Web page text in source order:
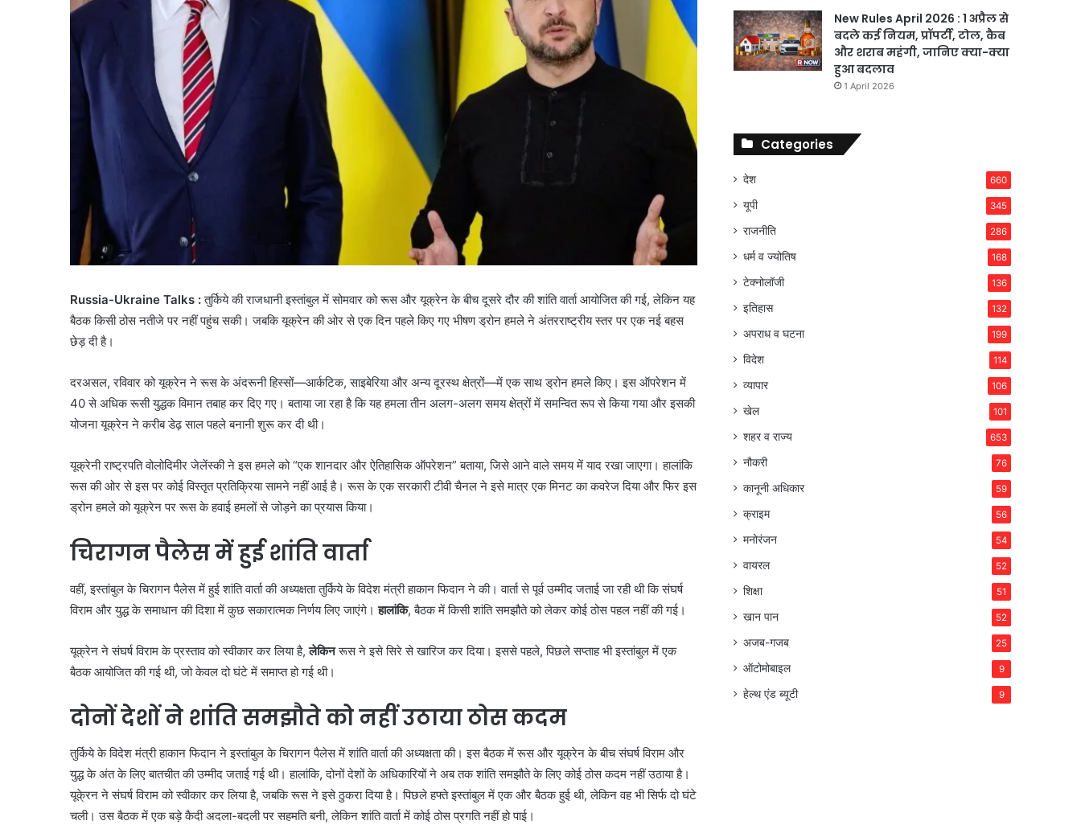
Russia-Ukraine Talks :तुर्किये की राजधानी इस्तांबुल में सोमवार को रूस और यूक्रेन के बीच दूसरे दौर की शांति वार्ता आयोजित की गई, लेकिन यह
बैठक किसी ठोस नतीजे पर नहीं पहुंच सकी। जबकि यूक्रेन की ओर से एक दिन पहले किए गए भीषण ड्रोन हमले ने अंतरराष्ट्रीय स्तर पर एक नई बहस
छेड़ दी है।
दरअसल, रविवार को यूक्रेन ने रूस के अंदरूनी हिस्सों—आर्कटिक, साइबेरिया और अन्य दूरस्थ क्षेत्रों—में एक साथ ड्रोन हमले किए। इस ऑपरेशन में
40 से अधिक रूसी युद्धक विमान तबाह कर दिए गए। बताया जा रहा है कि यह हमला तीन अलग-अलग समय क्षेत्रों में समन्वित रूप से किया गया और इसकी
योजना यूक्रेन ने करीब डेढ़ साल पहले बनानी शुरू कर दी थी।
यूक्रेनी राष्ट्रपति वोलोदिमीर जेलेंस्की ने इस हमले को “एक शानदार और ऐतिहासिक ऑपरेशन” बताया, जिसे आने वाले समय में याद रखा जाएगा। हालांकि
रूस की ओर से इस पर कोई विस्तृत प्रतिक्रिया सामने नहीं आई है। रूस के एक सरकारी टीवी चैनल ने इसे मात्र एक मिनट का कवरेज दिया और फिर इस
ड्रोन हमले को यूक्रेन पर रूस के हवाई हमलों से जोड़ने का प्रयास किया।
चिरागन पैलेस में हुई शांति वार्ता
वहीं, इस्तांबुल के चिरागन पैलेस में हुई शांति वार्ता की अध्यक्षता तुर्किये के विदेश मंत्री हाकान फिदान ने की। वार्ता से पूर्व उम्मीद जताई जा रही थी कि संघर्ष
विराम और युद्ध के समाधान की दिशा में कुछ सकारात्मक निर्णय लिए जाएंगे।हालांकि, बैठक में किसी शांति समझौते को लेकर कोई ठोस पहल नहीं की गई।
यूक्रेन ने संघर्ष विराम के प्रस्ताव को स्वीकार कर लिया है,लेकिनरूस ने इसे सिरे से खारिज कर दिया। इससे पहले, पिछले सप्ताह भी इस्तांबुल में एक
बैठक आयोजित की गई थी, जो केवल दो घंटे में समाप्त हो गई थी।
दोनों देशों ने शांति समझौते को नहीं उठाया ठोस कदम
तुर्किये के विदेश मंत्री हाकान फिदान ने इस्तांबुल के चिरागन पैलेस में शांति वार्ता की अध्यक्षता की। इस बैठक में रूस और यूक्रेन के बीच संघर्ष विराम और
युद्ध के अंत के लिए बातचीत की उम्मीद जताई गई थी। हालांकि, दोनों देशों के अधिकारियों ने अब तक शांति समझौते के लिए कोई ठोस कदम नहीं उठाया है।
यूके्रन ने संघर्ष विराम को स्वीकार कर लिया है, जबकि रूस ने इसे ठुकरा दिया है। पिछले हफ्ते इस्तांबुल में एक और बैठक हुई थी, लेकिन वह भी सिर्फ दो घंटे
चली। उस बैठक में एक बड़े कैदी अदला-बदली पर सहमति बनी, लेकिन शांति वार्ता में कोई ठोस प्रगति नहीं हो पाई।
New Rules April 2026 : 1 अप्रैल से
बदले कई नियम, प्रॉपर्टी, टोल, कैब
और शराब महंगी, जानिए क्या-क्या
हुआ बदलाव
1 April 2026
Categories
देश 660
यूपी 345
राजनीति 286
धर्म व ज्योतिष 168
टेक्नोलॉजी 136
इतिहास 132
अपराध व घटना 199
विदेश 114
व्यापार 106
खेल 101
शहर व राज्य 653
नौकरी 76
कानूनी अधिकार 59
क्राइम 56
मनोरंजन 54
वायरल 52
शिक्षा 51
खान पान 52
अजब-गजब 25
ऑटोमोबाइल 9
हेल्थ एंड ब्यूटी 9